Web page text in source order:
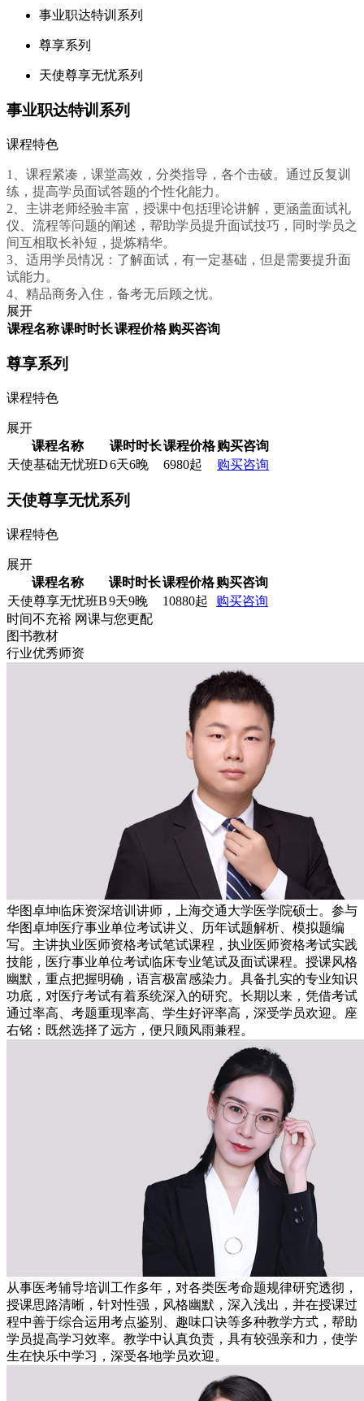
事业职达特训系列
尊享系列
天使尊享无忧系列
事业职达特训系列
课程特色
1、课程紧凑，课堂高效，分类指导，各个击破。通过反复训
练，提高学员面试答题的个性化能力。
2、主讲老师经验丰富，授课中包括理论讲解，更涵盖面试礼
仪、流程等问题的阐述，帮助学员提升面试技巧，同时学员之
间互相取长补短，提炼精华。
3、适用学员情况：了解面试，有一定基础，但是需要提升面
试能力。
4、精品商务入住，备考无后顾之忧。
展开
课程名称课时时长课程价格购买咨询
尊享系列
课程特色
展开
课程名称
课时时长课程价格购买咨询
天使基础无忧班D6天6晚 6980起 购买咨询
天使尊享无忧系列
课程特色
展开
课程名称
课时时长课程价格购买咨询
天使尊享无忧班B9天9晚 10880起 购买咨询
时间不充裕 网课与您更配
图书教材
行业优秀师资
华图卓坤临床资深培训讲师，上海交通大学医学院硕士。参与
华图卓坤医疗事业单位考试讲义、历年试题解析、模拟题编
写。主讲执业医师资格考试笔试课程，执业医师资格考试实践
技能，医疗事业单位考试临床专业笔试及面试课程。授课风格
幽默，重点把握明确，语言极富感染力。具备扎实的专业知识
功底，对医疗考试有着系统深入的研究。长期以来，凭借考试
通过率高、考题重现率高、学生好评率高，深受学员欢迎。座
右铭：既然选择了远方，便只顾风雨兼程。
从事医考辅导培训工作多年，对各类医考命题规律研究透彻，
授课思路清晰，针对性强，风格幽默，深入浅出，并在授课过
程中善于综合运用考点鉴别、趣味口诀等多种教学方式，帮助
学员提高学习效率。教学中认真负责，具有较强亲和力，使学
生在快乐中学习，深受各地学员欢迎。